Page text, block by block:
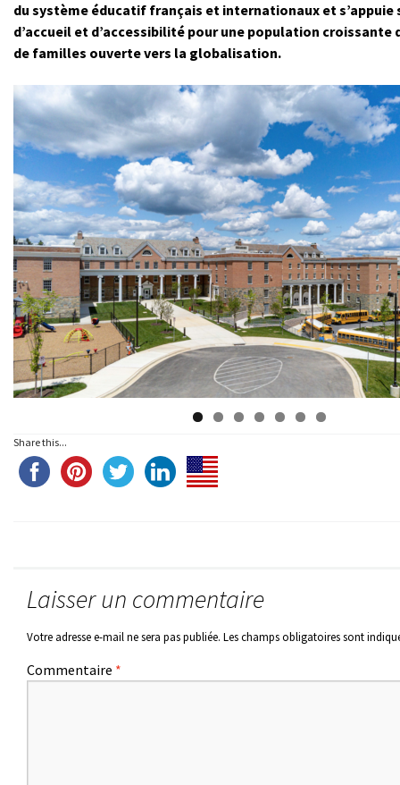
du système éducatif français et internationaux et
d’accueil et d’accessibilité pour une population croissante
de familles ouverte vers la globalisation.
Share this...
Laisser un commentaire
Votre adresse e-mail ne sera pas publiée. Les champs obligatoires sont
Commentaire *